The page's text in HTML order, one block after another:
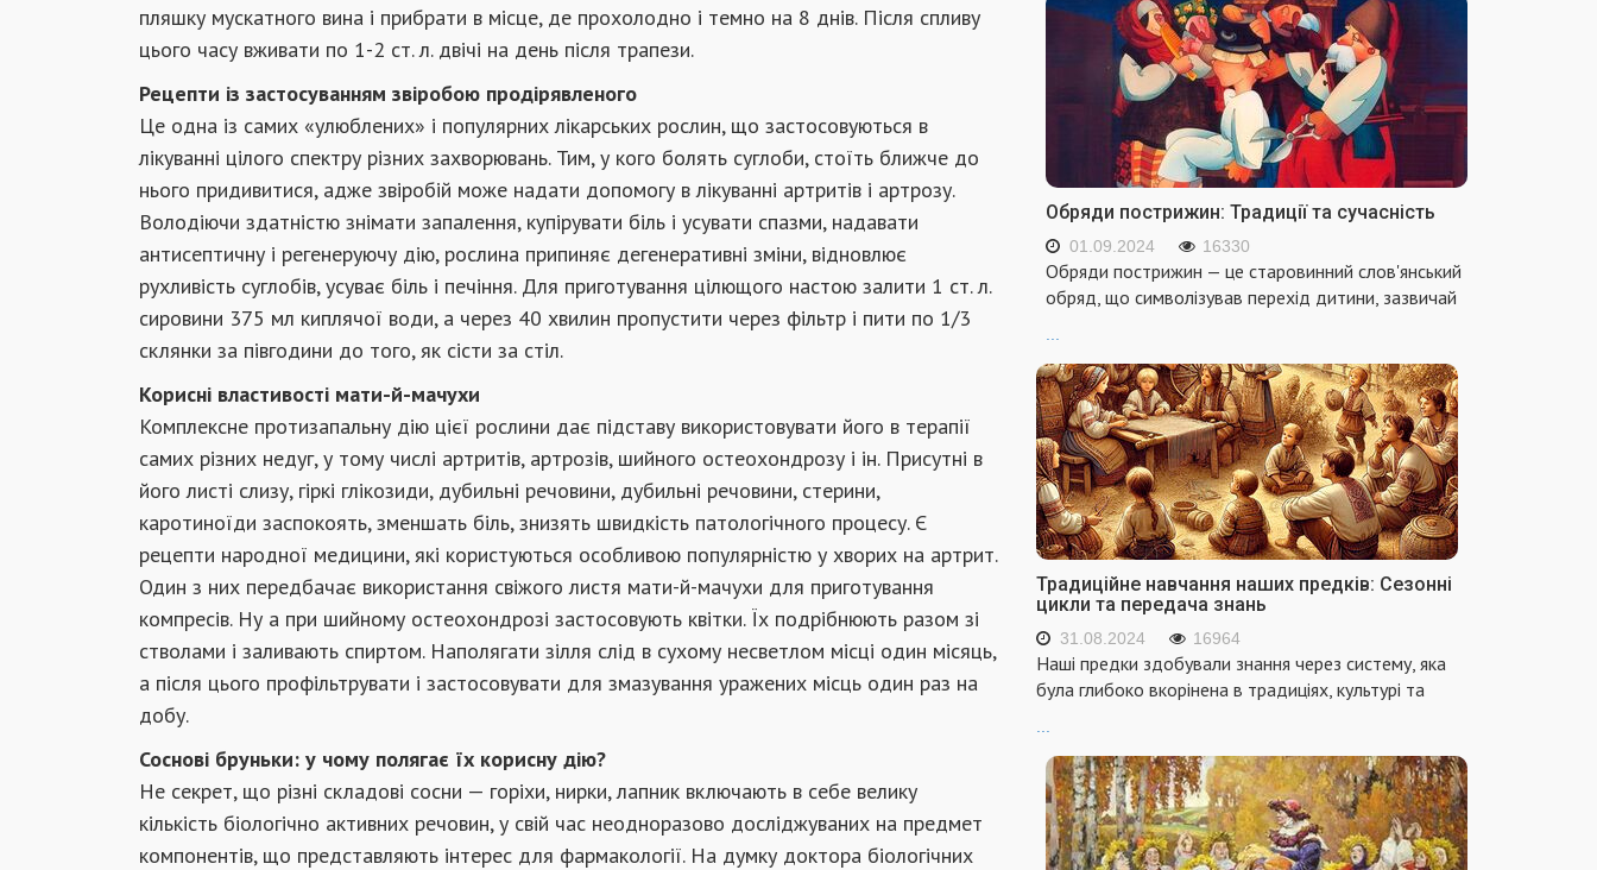
пляшку мускатного вина і прибрати в місце, де прохолодно і темно на 8 днів. Після спливу
цього часу вживати по 1-2 ст. л. двічі на день після трапези.
Рецепти із застосуванням звіробою продірявленого
Це одна із самих «улюблених» і популярних лікарських рослин, що застосовуються в
лікуванні цілого спектру різних захворювань. Тим, у кого болять суглоби, стоїть ближче до
нього придивитися, адже звіробій може надати допомогу в лікуванні артритів і артрозу.
Володіючи здатністю знімати запалення, купірувати біль і усувати спазми, надавати
антисептичну і регенеруючу дію, рослина припиняє дегенеративні зміни, відновлює
рухливість суглобів, усуває біль і печіння. Для приготування цілющого настою залити 1 ст. л.
сировини 375 мл киплячої води, а через 40 хвилин пропустити через фільтр і пити по 1/3
склянки за півгодини до того, як сісти за стіл.
Корисні властивості мати-й-мачухи
Комплексне протизапальну дію цієї рослини дає підставу використовувати його в терапії
самих різних недуг, у тому числі артритів, артрозів, шийного остеохондрозу і ін. Присутні в
його листі слизу, гіркі глікозиди, дубильні речовини, дубильні речовини, стерини,
каротиноїди заспокоять, зменшать біль, знизять швидкість патологічного процесу. Є
рецепти народної медицини, які користуються особливою популярністю у хворих на артрит.
Один з них передбачає використання свіжого листя мати-й-мачухи для приготування
компресів. Ну а при шийному остеохондрозі застосовують квітки. Їх подрібнюють разом зі
стволами і заливають спиртом. Наполягати зілля слід в сухому несветлом місці один місяць,
а після цього профільтрувати і застосовувати для змазування уражених місць один раз на
добу.
Соснові бруньки: у чому полягає їх корисну дію?
Не секрет, що різні складові сосни — горіхи, нирки, лапник включають в себе велику
кількість біологічно активних речовин, у свій час неодноразово досліджуваних на предмет
компонентів, що представляють інтерес для фармакології. На думку доктора біологічних
Обряди пострижин: Традиції та сучасність
01.09.2024 16330
Обряди пострижин — це старовинний слов'янський
обряд, що символізував перехід дитини, зазвичай
...
Традиційне навчання наших предків: Сезонні
цикли та передача знань
31.08.2024 16964
Наші предки здобували знання через систему, яка
була глибоко вкорінена в традиціях, культурі та
...